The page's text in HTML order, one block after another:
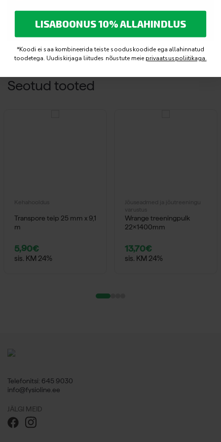
AcceptFunktsionaalsuscookies to view the content.
Seotud tooted
Kehahooldus
Transpore teip 25 mm x 9,1
m
5,90€
sis. KM 24%
Jõuseadmed ja jõutreeningu
varustus
Wrange treeningpulk
22x1400mm
13,70€
sis. KM 24%
Telefonitsi: 645 9030
info@fysioline.ee
JÄLGI MEID
LISABOONUS 10% ALLAHINDLUS
*Koodi ei saa kombineerida teiste sooduskoodide ega allahinnatud
toodetega. Uudiskirjaga liitudes nõustute meie privaatsuspoliitikaga.